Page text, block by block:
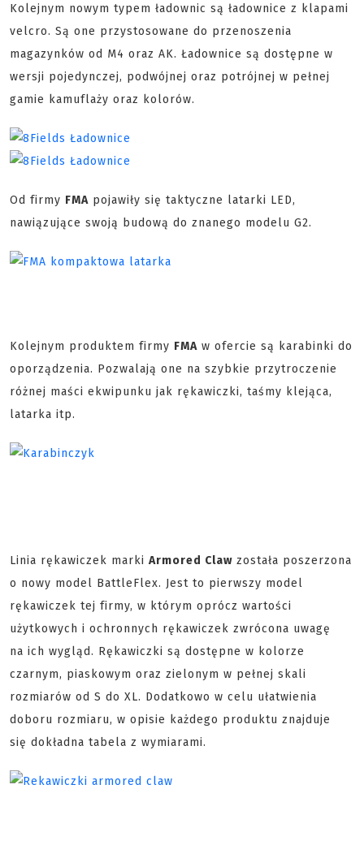
Kolejnym nowym typem ładownic są ładownice z klapami
velcro. Są one przystosowane do przenoszenia
magazynków od M4 oraz AK. Ładownice są dostępne w
wersji pojedynczej, podwójnej oraz potrójnej w pełnej
gamie kamuflaży oraz kolorów.
Od firmy FMA pojawiły się taktyczne latarki LED,
nawiązujące swoją budową do znanego modelu G2.
Kolejnym produktem firmy FMA w ofercie są karabinki do
oporządzenia. Pozwalają one na szybkie przytroczenie
różnej maści ekwipunku jak rękawiczki, taśmy klejąca,
latarka itp.
Linia rękawiczek marki Armored Claw została poszerzona
o nowy model BattleFlex. Jest to pierwszy model
rękawiczek tej firmy, w którym oprócz wartości
użytkowych i ochronnych rękawiczek zwrócona uwagę
na ich wygląd. Rękawiczki są dostępne w kolorze
czarnym, piaskowym oraz zielonym w pełnej skali
rozmiarów od S do XL. Dodatkowo w celu ułatwienia
doboru rozmiaru, w opisie każdego produktu znajduje
się dokładna tabela z wymiarami.